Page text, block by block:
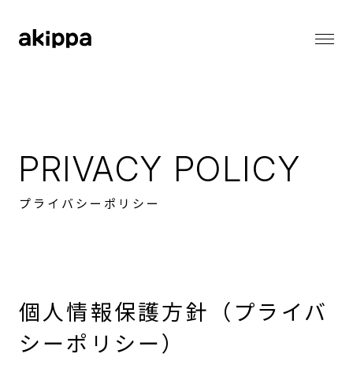
PRIVACY POLICY
プライバシーポリシー
個人情報保護方針（プライバ
シーポリシー）
コーポレートフィロソフィー
会社概要
役員紹介
ニュース
バリューとカルチャー
働く環境
職種一覧
サステナビリティ